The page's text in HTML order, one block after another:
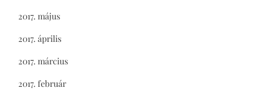
2017. május
2017. április
2017. március
2017. február